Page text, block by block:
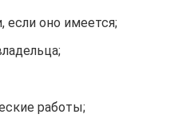
если оно имеется;
работы;